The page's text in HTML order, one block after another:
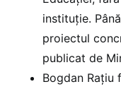
instituție.
proiectul
publicat de
Bogdan Rațiu